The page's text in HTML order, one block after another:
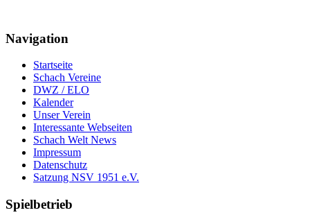
Navigation
Startseite
Schach Vereine
DWZ / ELO
Kalender
Unser Verein
Interessante Webseiten
Schach Welt News
Impressum
Datenschutz
Satzung NSV 1951 e.V.
Spielbetrieb